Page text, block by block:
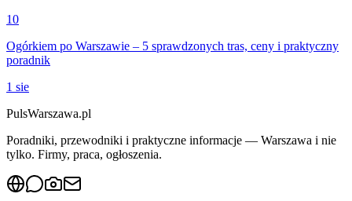
10
Ogórkiem po Warszawie – 5 sprawdzonych tras, ceny i praktyczny
poradnik
1 sie
PulsWarszawa.pl
Poradniki, przewodniki i praktyczne informacje — Warszawa i nie
tylko. Firmy, praca, ogłoszenia.